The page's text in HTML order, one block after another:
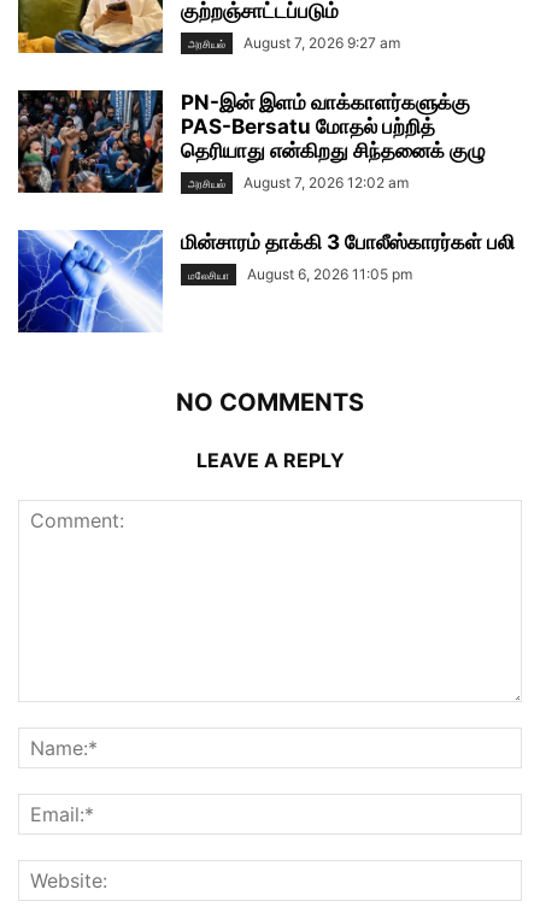
குற்றஞ்சாட்டப்படும்
அரசியல் August 7, 2026 9:27 am
PN-இன் இளம் வாக்காளர்களுக்கு
PAS-Bersatu மோதல் பற்றித்
தெரியாது என்கிறது சிந்தனைக் குழு
அரசியல் August 7, 2026 12:02 am
மின்சாரம் தாக்கி 3 போலீஸ்காரர்கள் பலி
மலேசியா August 6, 2026 11:05 pm
NO COMMENTS
LEAVE A REPLY